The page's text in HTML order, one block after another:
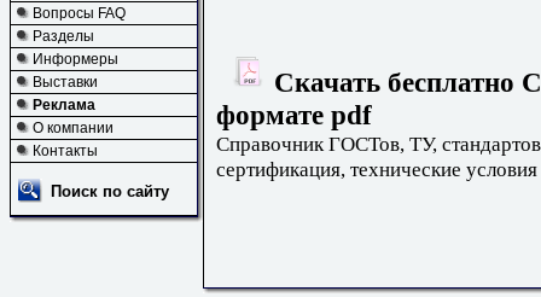
Вопросы FAQ
Разделы
Информеры
Выставки
Реклама
О компании
Контакты
Поиск по сайту
Скачать бесплатно
формате pdf
Справочник ГОСТов, ТУ,
сертификация, технические условия